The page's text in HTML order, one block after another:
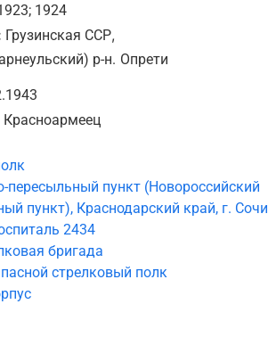
1924
Грузинская ССР,
р-н. Опрети
Красноармеец
пересыльный пункт (Новороссийский
пункт), Краснодарский край, г. Сочи
2434
бригада
стрелковый полк